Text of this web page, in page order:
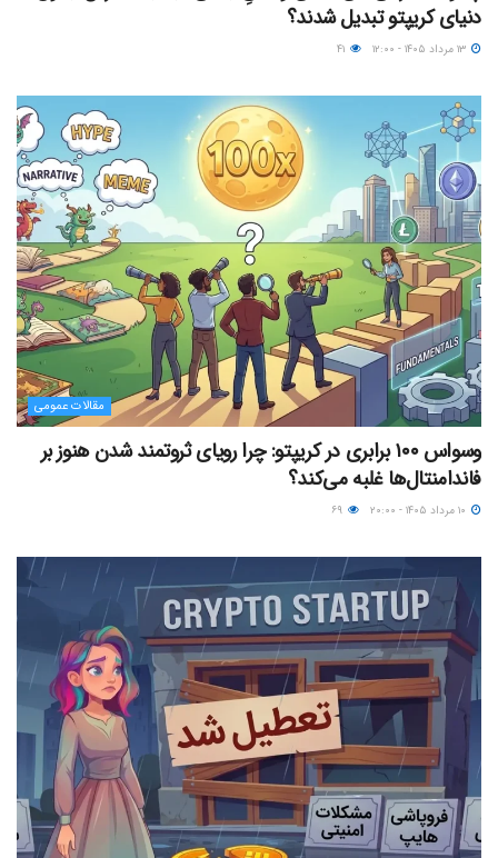
دنیای کریپتو تبدیل شدند؟
مقالات عمومی
وسواس ۱۰۰ برابری در کریپتو: چرا رویای ثروتمند شدن هنوز بر
فاندامنتال‌ها غلبه می‌کند؟